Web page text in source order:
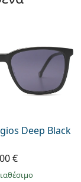
Deep Black
€